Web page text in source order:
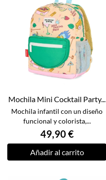
Mochila Mini Cocktail Party...
Mochila infantil con un diseño
funcional y colorista,...
49,90 €
Añadir al carrito